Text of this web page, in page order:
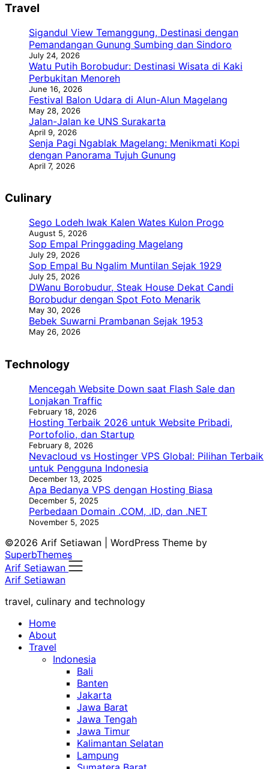
Travel
Sigandul View Temanggung, Destinasi dengan
Pemandangan Gunung Sumbing dan Sindoro
July 24, 2026
Watu Putih Borobudur: Destinasi Wisata di Kaki
Perbukitan Menoreh
June 16, 2026
Festival Balon Udara di Alun-Alun Magelang
May 28, 2026
Jalan-Jalan ke UNS Surakarta
April 9, 2026
Senja Pagi Ngablak Magelang: Menikmati Kopi
dengan Panorama Tujuh Gunung
April 7, 2026
Culinary
Sego Lodeh Iwak Kalen Wates Kulon Progo
August 5, 2026
Sop Empal Pringgading Magelang
July 29, 2026
Sop Empal Bu Ngalim Muntilan Sejak 1929
July 25, 2026
DWanu Borobudur, Steak House Dekat Candi
Borobudur dengan Spot Foto Menarik
May 30, 2026
Bebek Suwarni Prambanan Sejak 1953
May 26, 2026
Technology
Mencegah Website Down saat Flash Sale dan
Lonjakan Traffic
February 18, 2026
Hosting Terbaik 2026 untuk Website Pribadi,
Portofolio, dan Startup
February 8, 2026
Nevacloud vs Hostinger VPS Global: Pilihan Terbaik
untuk Pengguna Indonesia
December 13, 2025
Apa Bedanya VPS dengan Hosting Biasa
December 5, 2025
Perbedaan Domain .COM, .ID, dan .NET
November 5, 2025
©2026 Arif Setiawan
| WordPress Theme by
SuperbThemes
Arif Setiawan
Arif Setiawan
travel, culinary and technology
Home
About
Travel
Indonesia
Bali
Banten
Jakarta
Jawa Barat
Jawa Tengah
Jawa Timur
Kalimantan Selatan
Lampung